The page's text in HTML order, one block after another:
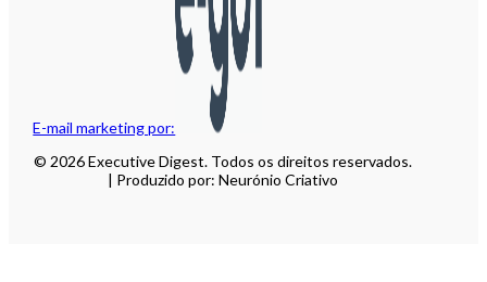
E-mail marketing por:
© 2026 Executive Digest. Todos os direitos reservados.
| Produzido por: Neurónio Criativo